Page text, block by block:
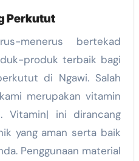
Perkutut
menerus bertekad
produk terbaik bagi
di Ngawi. Salah
merupakan vitamin
Vitamin| ini dirancang
yang aman serta baik
Penggunaan material